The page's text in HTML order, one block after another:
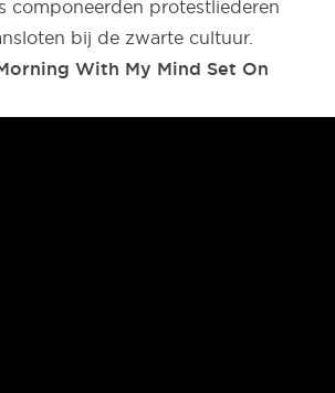
componeerden protestliederen
bij de zwarte cultuur.
With My Mind Set On